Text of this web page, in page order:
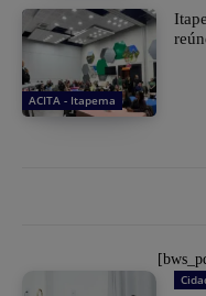
ACITA - Itapema